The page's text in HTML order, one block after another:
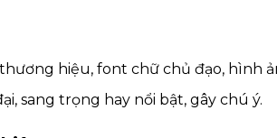
hiệu, font chữ chủ đạo, hình
sang trọng hay nổi bật, gây chú ý.